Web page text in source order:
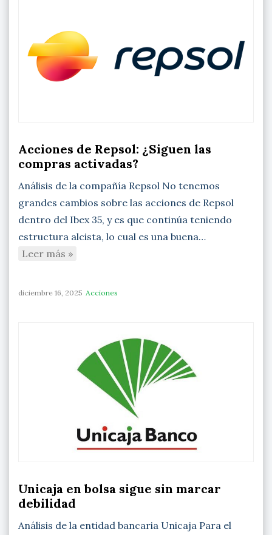
Acciones de Repsol: ¿Siguen las
compras activadas?
Análisis de la compañía Repsol No tenemos
grandes cambios sobre las acciones de Repsol
dentro del Ibex 35, y es que continúa teniendo
estructura alcista, lo cual es una buena…
Leer más »
diciembre 16, 2025 Acciones
Unicaja en bolsa sigue sin marcar
debilidad
Análisis de la entidad bancaria Unicaja Para el